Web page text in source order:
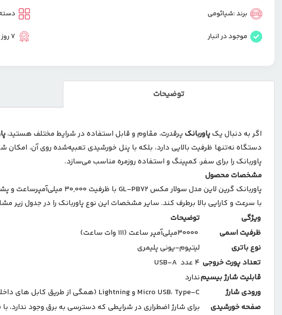
GLPB72
GNSLRPB30KBK
عدد
برند :شیائومی
موجود در انبار 7 روز ضمانت بازگشت
توضیحات
اگر به دنبال یکپاوربانک پرقدرت، مقاوم و قابل استفاده در شرایط مختلف هستید،
دستگاه نه‌تنها ظرفیت بالایی دارد، بلکه با پنل خورشیدی تعبیه‌شده روی آن،
پاوربانک را برای سفر، کمپینگ و استفاده روزمره مناسب می‌سازد.
مشخصات محصول
با سرعت و کارایی بالا برطرف کند. سایر مشخصات این نوع پاوربانک را در جدول زیر
ویژگی
توضیحات
ظرفیت اسمی
نوع باتری
لیتیوم-یونی پلیمری
تعداد پورت خروجی 4 عدد USB-A
قابلیت شارژ بیسیمندارد
ورودی شارژ
Micro USB، Type-C و Lightning (همگی از طریق کابل ‌های داخلی تعبیه ‌شده)
صفحه خورشیدی
برای شارژ اضطراری در شرایطی که دسترسی به برق وجود ندارد،